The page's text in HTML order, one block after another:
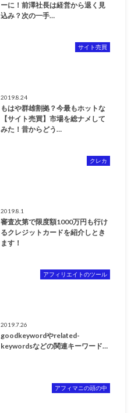
ーに！前澤社長は経営から退く見
込み？次の一手…
サイト売買
2019.8.24
もはや群雄割拠？今最もホットな
【サイト売買】市場を総ナメして
みた！昔からどう…
クレカ
2019.8.1
審査次第で限度額1000万円も行け
るクレジットカードを紹介しとき
ます！
アフィリエイトのツール
2019.7.26
goodkeywordやrelated-
keywordsなどの関連キーワード…
アフィマニの頭の中